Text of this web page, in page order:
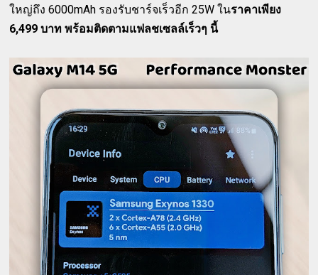
ใหญ่ถึง 6000mAh รองรับชาร์จเร็วอีก 25W ในราคาเพียง
6,499 บาท พร้อมติดตามแฟลชเซลล์เร็วๆ นี้